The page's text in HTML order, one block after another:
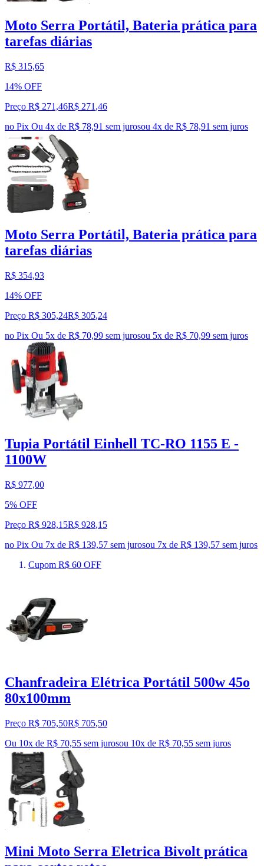
Moto Serra Portátil, Bateria prática para
tarefas diárias
R$ 315,65
14% OFF
Preço R$ 271,46R$ 271 ,46
no Pix Ou 4x de R$ 78,91 sem jurosou 4x de R$ 78,91 sem juros
Moto Serra Portátil, Bateria prática para
tarefas diárias
R$ 354,93
14% OFF
Preço R$ 305,24R$ 305,24
no Pix Ou 5x de R$ 70,99 sem jurosou 5x de R$ 70,99 sem juros
Tupia Portátil Einhell TC-RO 1155 E -
1100W
R$ 977,00
5% OFF
Preço R$ 928,15R$ 928,15
no Pix Ou 7x de R$ 139,57 sem jurosou 7x de R$ 139,57 sem juros
Cupom R$ 60 OFF
Chanfradeira Elétrica Portátil 500w 45o
80x100mm
Preço R$ 705,50R$ 705,50
Ou 10x de R$ 70,55 sem jurosou 10x de R$ 70,55 sem juros
Mini Moto Serra Eletrica Bivolt prática